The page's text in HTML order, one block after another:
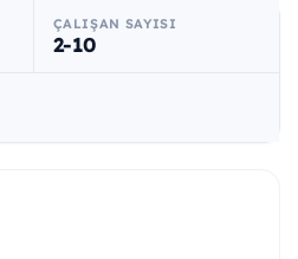
ÇALIŞAN SAYISI
2-10